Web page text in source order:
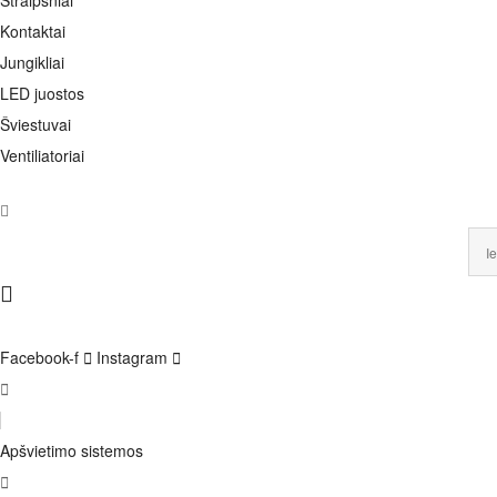
Kontaktai
Jungikliai
LED juostos
Šviestuvai
Ventiliatoriai
Facebook-f Instagram
Apšvietimo sistemos